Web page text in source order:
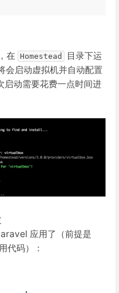
在 Homestead
目录下运
会启动虚拟机并自动配置
动需要花费一点时间进
应用了（前提是
代码）：